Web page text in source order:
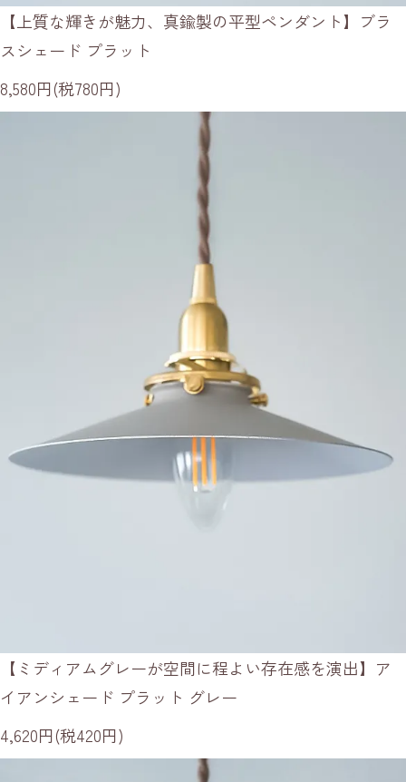
【上質な輝きが魅力、真鍮製の平型ペンダント】ブラ
スシェード プラット
8,580円(税780円)
【ミディアムグレーが空間に程よい存在感を演出】ア
イアンシェード プラット グレー
4,620円(税420円)